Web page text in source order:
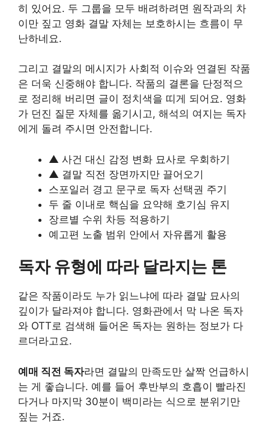
히 있어요. 두 그룹을 모두 배려하려면 원작과의 차
이만 짚고 영화 결말 자체는 보호하시는 흐름이 무
난하네요.
그리고 결말의 메시지가 사회적 이슈와 연결된 작품
은 더욱 신중해야 합니다. 작품의 결론을 단정적으
로 정리해 버리면 글이 정치색을 띠게 되어요. 영화
가 던진 질문 자체를 옮기시고, 해석의 여지는 독자
에게 돌려 주시면 안전합니다.
▲ 사건 대신 감정 변화 묘사로 우회하기
▲ 결말 직전 장면까지만 끌어오기
스포일러 경고 문구로 독자 선택권 주기
두 줄 이내로 핵심을 요약해 호기심 유지
장르별 수위 차등 적용하기
예고편 노출 범위 안에서 자유롭게 활용
독자 유형에 따라 달라지는 톤
같은 작품이라도 누가 읽느냐에 따라 결말 묘사의
깊이가 달라져야 합니다. 영화관에서 막 나온 독자
와 OTT로 검색해 들어온 독자는 원하는 정보가 다
르더라고요.
예매 직전 독자라면 결말의 만족도만 살짝 언급하시
는 게 좋습니다. 예를 들어 후반부의 호흡이 빨라진
다거나 마지막 30분이 백미라는 식으로 분위기만
짚는 거죠.